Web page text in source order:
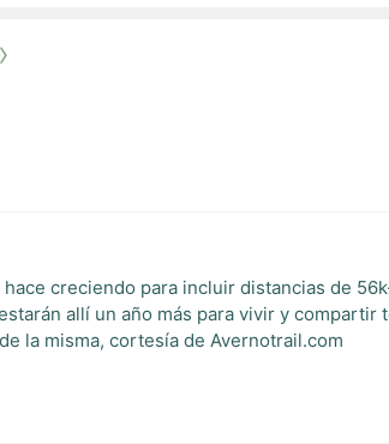
creciendo para incluir distancias de
allí un año más para vivir y
la misma, cortesía de Avernotrail.com